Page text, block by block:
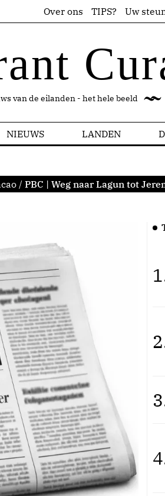
Over ons TIPS? Uw
van de eilanden - het hele beeld
NIEUWS LANDEN
/ PBC | Weg naar Lagun tot